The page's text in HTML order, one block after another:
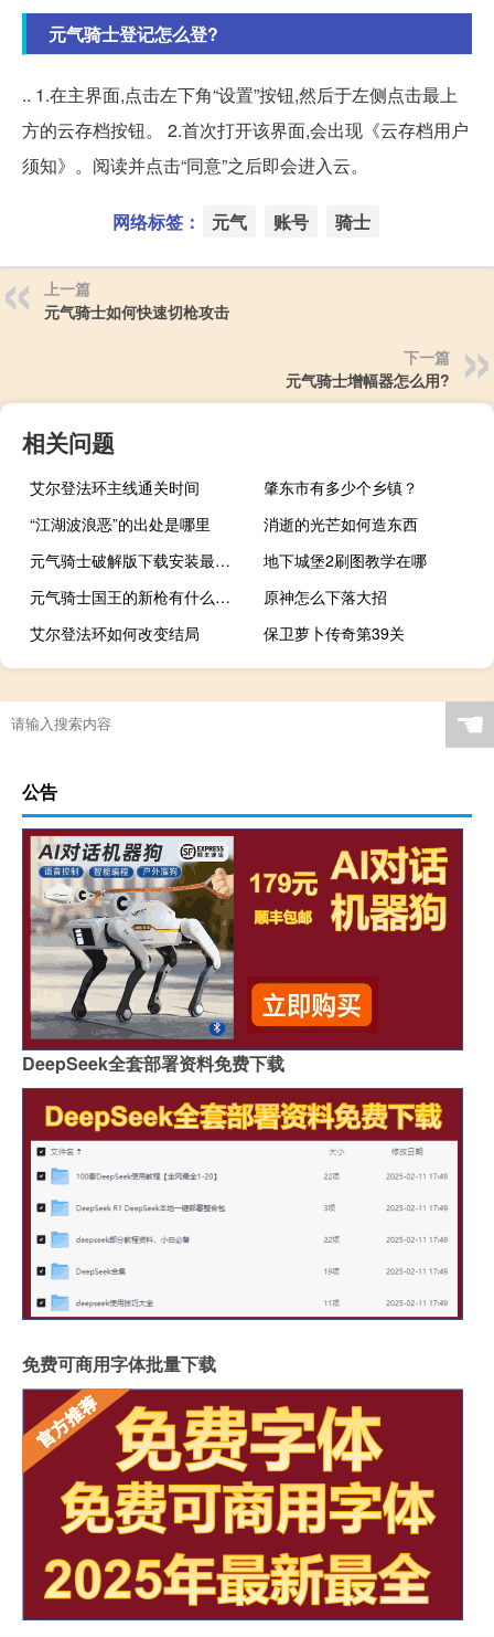
元气骑士登记怎么登?
.. 1.在主界面,点击左下角“设置”按钮,然后于左侧点击最上
方的云存档按钮。 2.首次打开该界面,会出现《云存档用户
须知》。阅读并点击“同意”之后即会进入云。
网络标签： 元气 账号 骑士
上一篇
元气骑士如何快速切枪攻击
下一篇
元气骑士增幅器怎么用?
相关问题
艾尔登法环主线通关时间
肇东市有多少个乡镇？
“江湖波浪恶”的出处是哪里
消逝的光芒如何造东西
元气骑士破解版下载安装最新版电脑
地下城堡2刷图教学在哪
元气骑士国王的新枪有什么特殊作用
原神怎么下落大招
艾尔登法环如何改变结局
保卫萝卜传奇第39关
☚
公告
DeepSeek全套部署资料免费下载
免费可商用字体批量下载